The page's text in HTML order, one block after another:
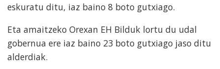
eskuratu ditu, iaz baino 8 boto gutxiago.
Eta amaitzeko Orexan EH Bilduk lortu du udal
gobernua ere iaz baino 23 boto gutxiago jaso ditu
alderdiak.